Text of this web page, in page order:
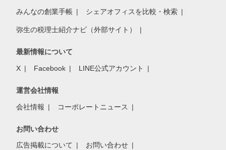
みんなの創業手帳 シェアオフィスを比較・検索
弥生の税理士紹介ナビ（外部サイト）
最新情報について
X Facebook LINE公式アカウント
運営会社情報
会社情報 コーポレートニュース
お問い合わせ
広告掲載について お問い合わせ